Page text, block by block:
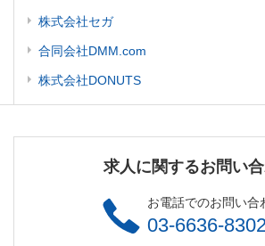
株式会社セガ
合同会社DMM.com
株式会社DONUTS
求人に関するお問い
お電話でのお問い合
03-6636-